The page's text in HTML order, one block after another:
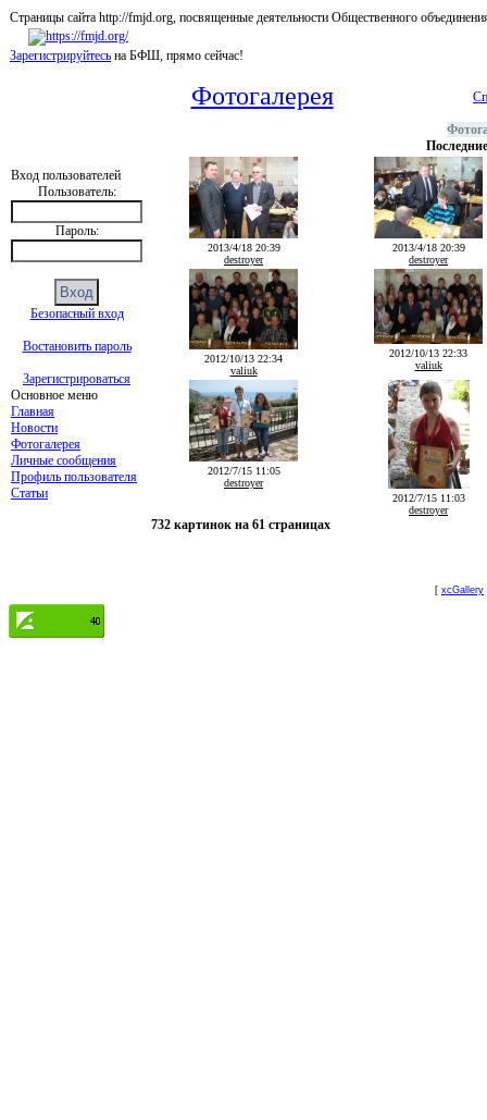
Страницы сайта http://fmjd.org, посвященные деятельности Общественного
Зарегистрируйтесь на БФШ, прямо сейчас!
Вход пользователей
Пользователь:
Пароль:
Безопасный вход
Востановить пароль
Зарегистрироваться
Основное меню
Главная
Новости
Фотогалерея
Личные сообщения
Профиль пользователя
Статьи
Фотогалерея
2013/4/18 20:39
destroyer
2013/4/18 20:39
destroyer
2012/10/13 22:34
valiuk
2012/10/13 22:33
valiuk
2012/7/15 11:05
destroyer
2012/7/15 11:03
destroyer
732 картинок на 61 страницах
[ xcGallery